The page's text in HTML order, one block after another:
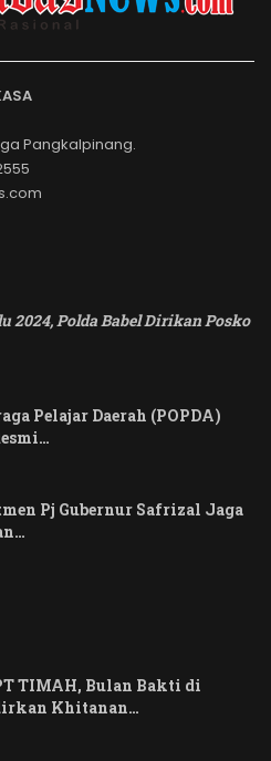
Pangkalpinang.
2024, Polda Babel Dirikan Posko
Pelajar Daerah (POPDA)
Pj Gubernur Safrizal Jaga
TIMAH, Bulan Bakti di
Khitanan…